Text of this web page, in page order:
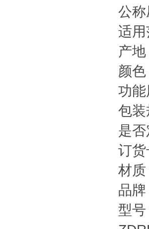
公称
适用
产地
颜色
功能
包装
是否
订货
材质
品牌
型号